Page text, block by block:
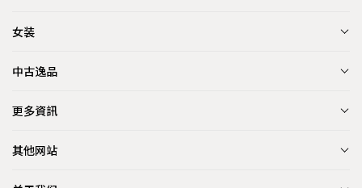
女装
中古逸品
更多資訊
其他网站